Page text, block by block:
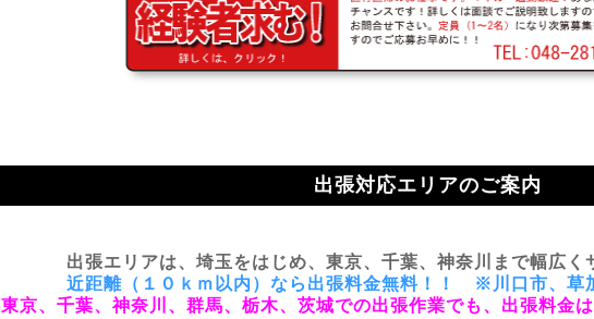
出張対応エリアのご案内
出張エリアは、埼玉をはじめ、東京、千葉、神奈川まで幅広く
近距離（１０ｋｍ以内）なら出張料金無料！！ ※川口市、草
東京、千葉、神奈川、群馬、栃木、茨城での出張作業でも、出張料金